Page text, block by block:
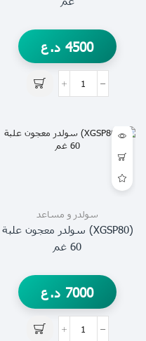
4500 د.ع
سولدر و مساعد
(XGSP80) سولدر معجون علبة
60 غم
7000 د.ع